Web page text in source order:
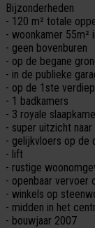
Bijzonderheden
- 120 m² totale
- woonkamer 55m²
- geen bovenburen
- op de begane
- in de publieke
- op de 1ste
- 1 badkamers
- 3 royale
- super uitzicht naar
- gelijkvloers op de
- lift
- rustige
- openbaar vervoer
- winkels op
- midden in het
- bouwjaar 2007